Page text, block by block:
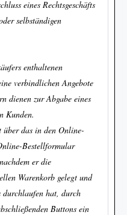
eines Rechtsgeschäfts
selbständigen
enthaltenen
verbindlichen Angebote
dienen zur Abgabe eines
Kunden.
über das in den Online-
Bestellformular
er die
Warenkorb gelegt und
durchlaufen hat, durch
Buttons ein